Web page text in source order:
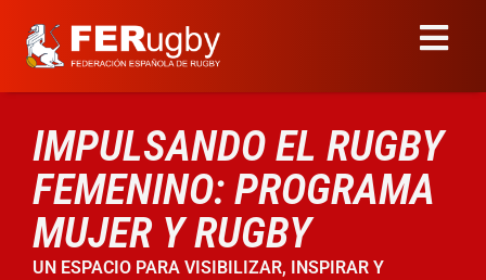
IMPULSANDO EL RUGBY
FEMENINO: PROGRAMA
MUJER Y RUGBY
UN ESPACIO PARA VISIBILIZAR, INSPIRAR Y